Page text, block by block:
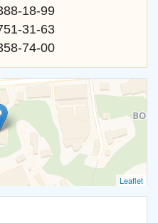
18-99
31-63
74-00
Leaflet